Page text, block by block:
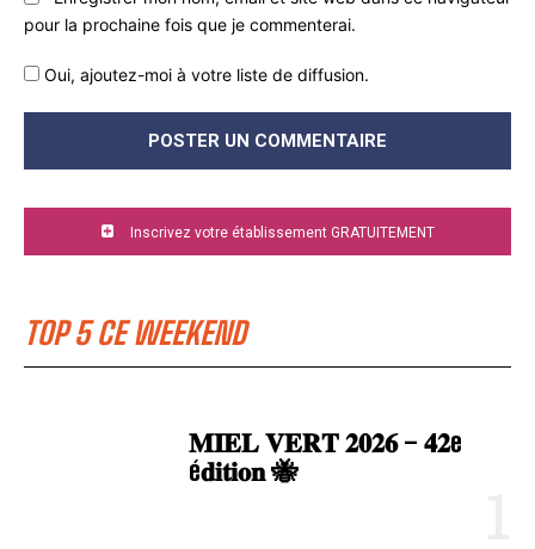
TOP 5 CE WEEKEND
𝐌𝐈𝐄𝐋 𝐕𝐄𝐑𝐓 𝟐𝟎𝟐𝟔 – 𝟒𝟐e
é𝐝𝐢𝐭𝐢𝐨𝐧 🐝
pour la prochaine fois que je commenterai.
Oui, ajoutez-moi à votre liste de diffusion.
Inscrivez votre établissement GRATUITEMENT